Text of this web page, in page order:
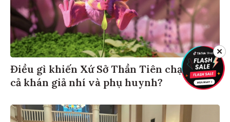
Điều gì khiến Xứ Sở Thần Tiên chạm đến
cả khán giả nhí và phụ huynh?
✕